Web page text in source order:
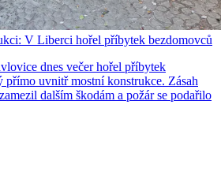
V Liberci hořel příbytek bezdomovců
dnes večer hořel příbytek
přímo uvnitř mostní konstrukce. Zásah
dalším škodám a požár se podařilo